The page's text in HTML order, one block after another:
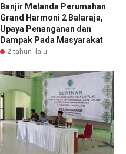
Banjir Melanda Perumahan
Grand Harmoni 2 Balaraja,
Upaya Penanganan dan
Dampak Pada Masyarakat
2 tahun lalu